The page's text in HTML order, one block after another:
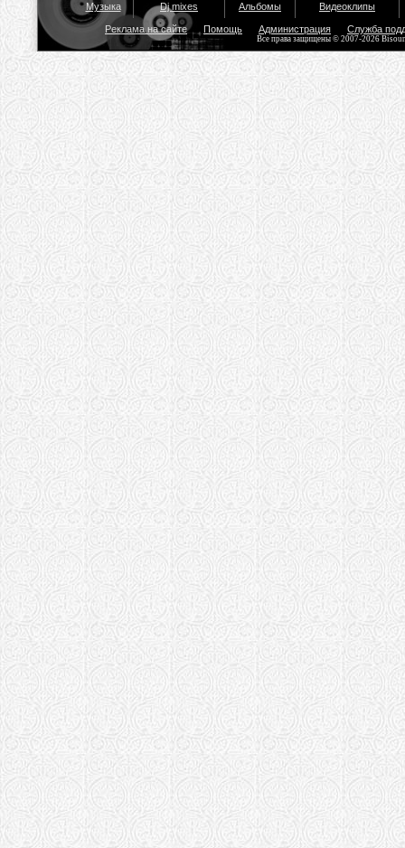
Музыка Dj mixes Альбомы Видеоклипы
Реклама на сайте Помощь Администрация Служба
Все права защищены © 2007-2026